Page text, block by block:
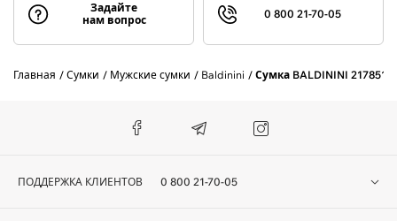
Задайте
нам вопрос
0 800 21-70-05
Главная Сумки Мужские сумки Baldinini Сумка BALDININI 217851
ПОДДЕРЖКА КЛИЕНТОВ 0 800 21-70-05